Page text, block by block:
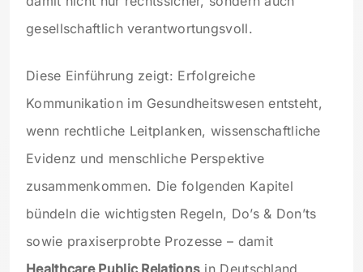
gesellschaftlich verantwortungsvoll.
Diese Einführung zeigt: Erfolgreiche
Kommunikation im Gesundheitswesen entsteht,
wenn rechtliche Leitplanken, wissenschaftliche
Evidenz und menschliche Perspektive
zusammenkommen. Die folgenden Kapitel
bündeln die wichtigsten Regeln, Do’s & Don’ts
sowie praxiserprobte Prozesse – damit